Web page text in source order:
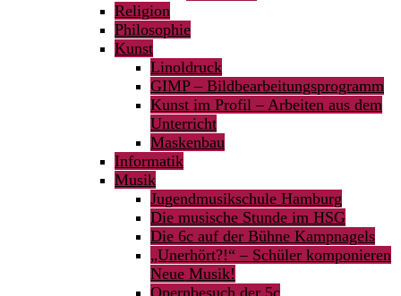
Religion
Philosophie
Kunst
Linoldruck
GIMP – Bildbearbeitungsprogramm
Kunst im Profil – Arbeiten aus dem
Unterricht
Maskenbau
Informatik
Musik
Jugendmusikschule Hamburg
Die musische Stunde im HSG
Die 6c auf der Bühne Kampnagels
„Unerhört?!“ – Schüler komponieren
Neue Musik!